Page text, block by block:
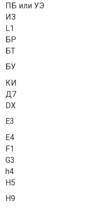
ПБ или УЭ
ИЗ
L1
БР
БТ
БУ
КИ
Д7
DX
Е3
Е4
F1
G3
h4
H5
H9